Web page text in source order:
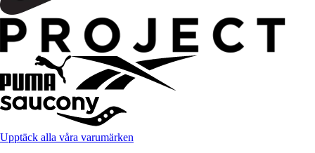
Upptäck alla våra varumärken